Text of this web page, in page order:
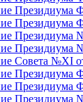
Президиума
Президиума
Президиума
Совета №XI
Президиума
Президиума
Президиума